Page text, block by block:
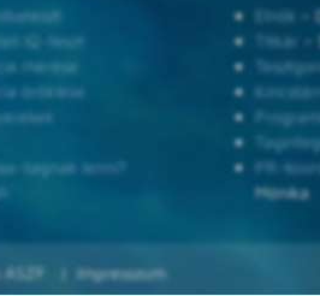
IQ-teszt
mérése
öröklése
tagnak lenni?
Elnök –
Titkár –
PR-
Mónika
Impresszum